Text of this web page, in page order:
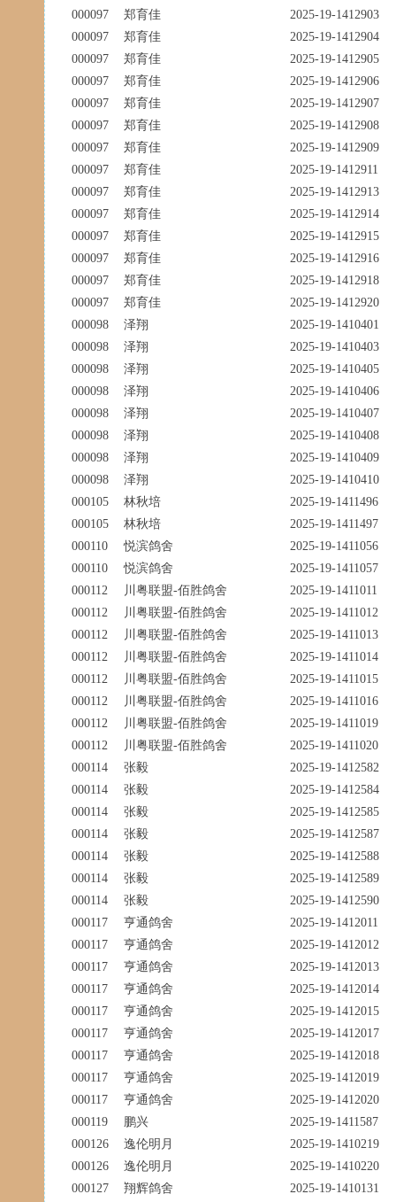
000097
郑育佳
2025-19-1412903
000097
郑育佳
2025-19-1412904
000097
郑育佳
2025-19-1412905
000097
郑育佳
2025-19-1412906
000097
郑育佳
2025-19-1412907
000097
郑育佳
2025-19-1412908
000097
郑育佳
2025-19-1412909
000097
郑育佳
2025-19-1412911
000097
郑育佳
2025-19-1412913
000097
郑育佳
2025-19-1412914
000097
郑育佳
2025-19-1412915
000097
郑育佳
2025-19-1412916
000097
郑育佳
2025-19-1412918
000097
郑育佳
2025-19-1412920
000098
泽翔
2025-19-1410401
000098
泽翔
2025-19-1410403
000098
泽翔
2025-19-1410405
000098
泽翔
2025-19-1410406
000098
泽翔
2025-19-1410407
000098
泽翔
2025-19-1410408
000098
泽翔
2025-19-1410409
000098
泽翔
2025-19-1410410
000105
林秋培
2025-19-1411496
000105
林秋培
2025-19-1411497
000110
悦滨鸽舍
2025-19-1411056
000110
悦滨鸽舍
2025-19-1411057
000112
川粤联盟-佰胜鸽舍
2025-19-1411011
000112
川粤联盟-佰胜鸽舍
2025-19-1411012
000112
川粤联盟-佰胜鸽舍
2025-19-1411013
000112
川粤联盟-佰胜鸽舍
2025-19-1411014
000112
川粤联盟-佰胜鸽舍
2025-19-1411015
000112
川粤联盟-佰胜鸽舍
2025-19-1411016
000112
川粤联盟-佰胜鸽舍
2025-19-1411019
000112
川粤联盟-佰胜鸽舍
2025-19-1411020
000114
张毅
2025-19-1412582
000114
张毅
2025-19-1412584
000114
张毅
2025-19-1412585
000114
张毅
2025-19-1412587
000114
张毅
2025-19-1412588
000114
张毅
2025-19-1412589
000114
张毅
2025-19-1412590
000117
亨通鸽舍
2025-19-1412011
000117
亨通鸽舍
2025-19-1412012
000117
亨通鸽舍
2025-19-1412013
000117
亨通鸽舍
2025-19-1412014
000117
亨通鸽舍
2025-19-1412015
000117
亨通鸽舍
2025-19-1412017
000117
亨通鸽舍
2025-19-1412018
000117
亨通鸽舍
2025-19-1412019
000117
亨通鸽舍
2025-19-1412020
000119
鹏兴
2025-19-1411587
000126
逸伦明月
2025-19-1410219
000126
逸伦明月
2025-19-1410220
000127
翔辉鸽舍 2025-19-1410131